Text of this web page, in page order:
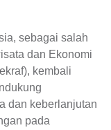
sebagai salah
dan Ekonomi
kembali
dan keberlanjutan
pada